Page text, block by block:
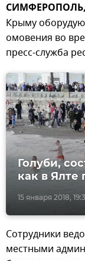
СИМФЕРОПОЛЬ,
Крыму
омовения во
пресс-служба
15 января 2018,
Голуби,
как в
Сотрудники
местными